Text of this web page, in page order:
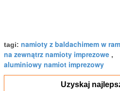
tagi: namioty z baldachimem w
na zewnątrz namioty imprezowe ,
aluminiowy namiot imprezowy
Uzyskaj